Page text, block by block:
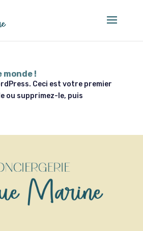
!
Ceci est votre premier
ou supprimez-le, puis